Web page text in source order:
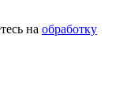
на обработку